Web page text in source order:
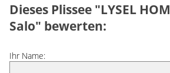
Dieses Plissee "LYSEL
Salo" bewerten:
Ihr Name: